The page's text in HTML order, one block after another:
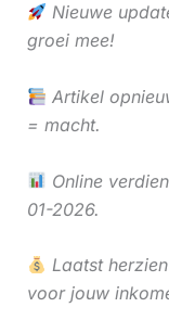
Nieuwe
groei mee!
Artikel
= macht.
Online
01-2026.
Laatst
voor jouw